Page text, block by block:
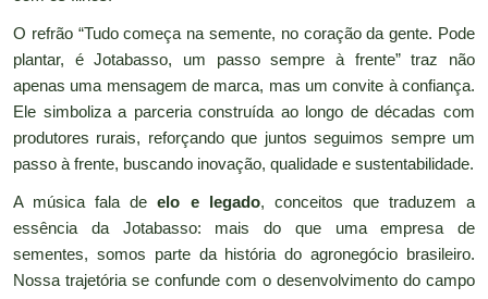
O refrão “Tudo começa na semente, no coração da gente. Pode
plantar, é Jotabasso, um passo sempre à frente” traz não
apenas uma mensagem de marca, mas um convite à confiança.
Ele simboliza a parceria construída ao longo de décadas com
produtores rurais, reforçando que juntos seguimos sempre um
passo à frente, buscando inovação, qualidade e sustentabilidade.
A música fala deelo e legado, conceitos que traduzem a
essência da Jotabasso: mais do que uma empresa de
sementes, somos parte da história do agronegócio brasileiro.
Nossa trajetória se confunde com o desenvolvimento do campo